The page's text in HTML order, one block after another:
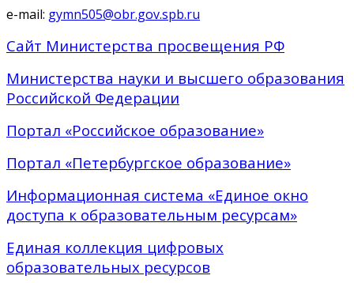
e-mail: gymn505@obr.gov.spb.ru
Сайт Министерства просвещения РФ
Министерства науки и высшего образования
Российской Федерации
Портал «Российское образование»
Портал «Петербургское образование»
Информационная система «Единое окно
доступа к образовательным ресурсам»
Единая коллекция цифровых
образовательных ресурсов